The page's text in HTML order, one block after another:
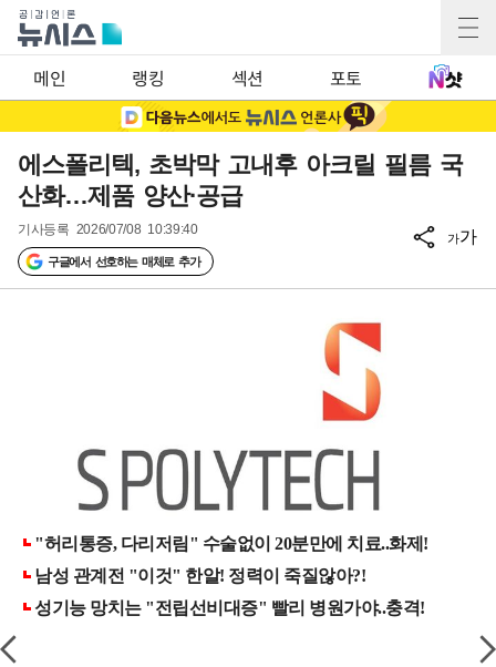
메인 랭킹 섹션 포토
에스폴리텍, 초박막 고내후 아크릴 필름 국
산화…제품 양산·공급
기사등록 2026/07/08 10:39:40
구글에서 선호하는 매체로 추가
가가